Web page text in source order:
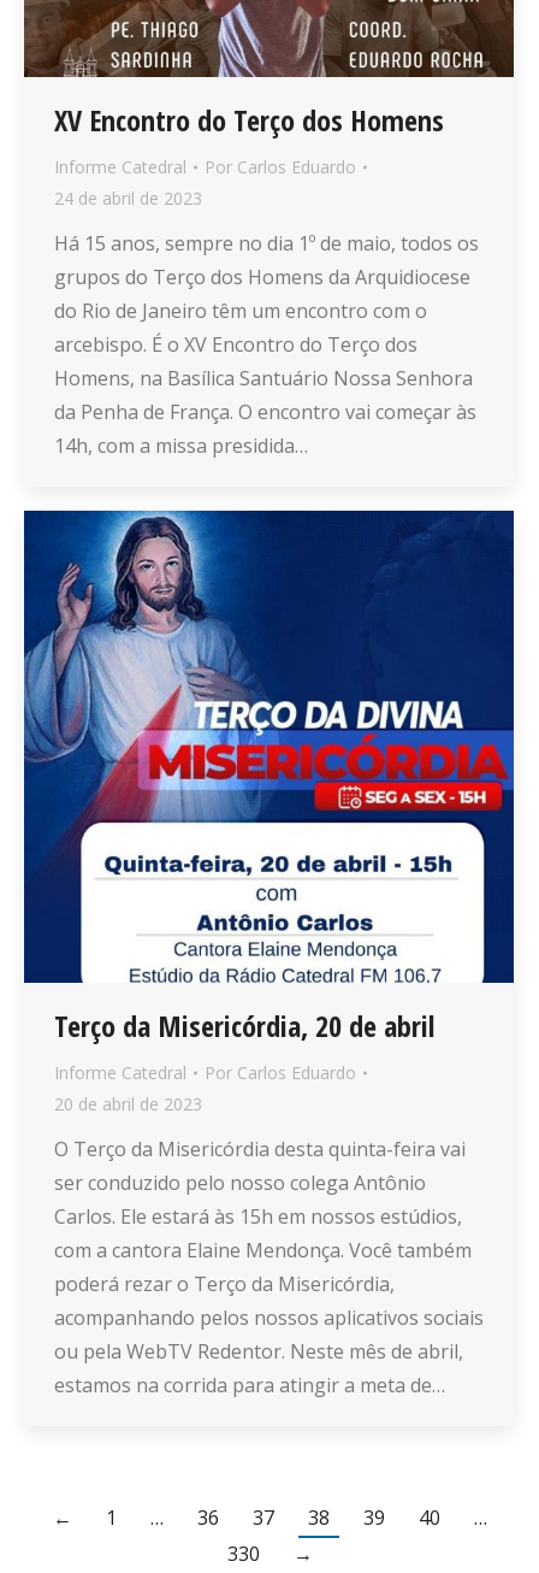
XV Encontro do Terço dos Homens
Informe Catedral Por Carlos Eduardo
24 de abril de 2023
Há 15 anos, sempre no dia 1º de maio, todos os
grupos do Terço dos Homens da Arquidiocese
do Rio de Janeiro têm um encontro com o
arcebispo. É o XV Encontro do Terço dos
Homens, na Basílica Santuário Nossa Senhora
da Penha de França. O encontro vai começar às
14h, com a missa presidida…
Terço da Misericórdia, 20 de abril
Informe Catedral Por Carlos Eduardo
20 de abril de 2023
O Terço da Misericórdia desta quinta-feira vai
ser conduzido pelo nosso colega Antônio
Carlos. Ele estará às 15h em nossos estúdios,
com a cantora Elaine Mendonça. Você também
poderá rezar o Terço da Misericórdia,
acompanhando pelos nossos aplicativos sociais
ou pela WebTV Redentor. Neste mês de abril,
estamos na corrida para atingir a meta de…
← 1 … 36 37 38 39 40
…
330
→